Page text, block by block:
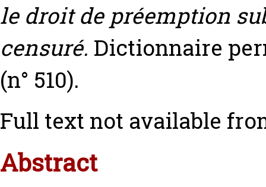
le droit de préemption
censuré. Dictionnaire
(n° 510).
Full text not available
Abstract